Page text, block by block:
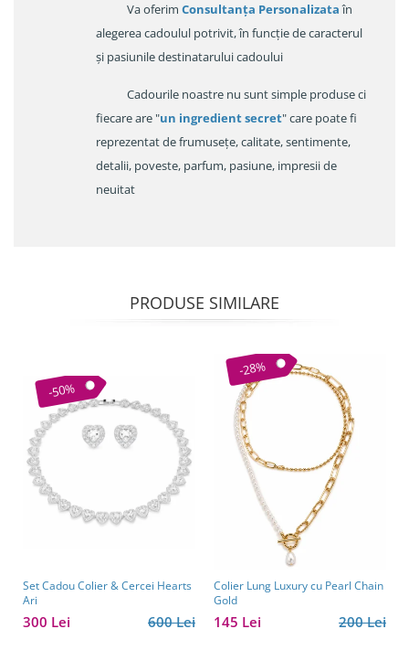
Va oferim Consultanța Personalizataîn
alegerea cadoulul potrivit, în funcție de caracterul
și pasiunile destinatarului cadoului
Cadourile noastre nu sunt simple produse ci
fiecare are "un ingredient secret" care poate fi
reprezentat de frumusețe, calitate, sentimente,
detalii, poveste, parfum, pasiune, impresii de
neuitat
PRODUSE SIMILARE
-50%
Set Cadou Colier & Cercei Hearts
Ari
600 Lei
300 Lei
-28%
Colier Lung Luxury cu Pearl Chain
Gold
200 Lei
145 Lei